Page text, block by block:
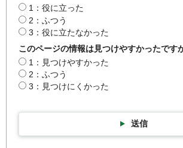
1：役に立った
2：ふつう
3：役に立たなかった
このページの情報は見つけやすかったです
1：見つけやすかった
2：ふつう
3：見つけにくかった
送信